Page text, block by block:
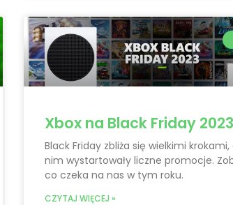
Xbox na Black Friday 2023
Black Friday zbliża się wielkimi krokami,
nim wystartowały liczne promocje.
co czeka na nas w tym roku.
CZYTAJ WIĘCEJ »